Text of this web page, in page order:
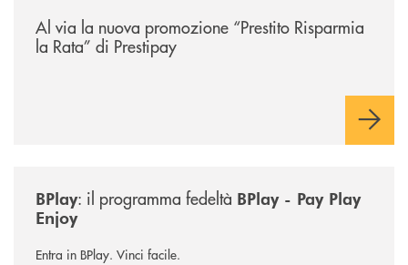
Al via la nuova promozione “Prestito Risparmia
la Rata” di Prestipay
BPlay: il programma fedeltà BPlay - Pay Play
Enjoy
Entra in BPlay. Vinci facile.